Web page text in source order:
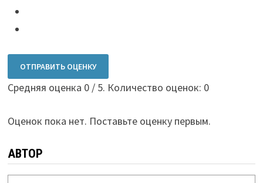
ОТПРАВИТЬ ОЦЕНКУ
Средняя оценка 0/ 5. Количество оценок: 0
Оценок пока нет. Поставьте оценку первым.
АВТОР